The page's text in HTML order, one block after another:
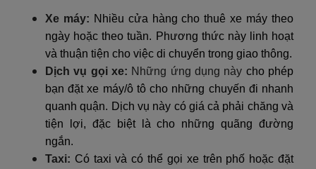
Xe máy: Nhiều cửa hàng cho thuê xe máy theo
ngày hoặc theo tuần. Phương thức này linh hoạt
và thuận tiện cho việc di chuyển trong giao thông.
Dịch vụ gọi xe: Những ứng dụng này cho phép
bạn đặt xe máy/ô tô cho những chuyến đi nhanh
quanh quận. Dịch vụ này có giá cả phải chăng và
tiện lợi, đặc biệt là cho những quãng đường
ngắn.
Taxi: Có taxi và có thể gọi xe trên phố hoặc đặt